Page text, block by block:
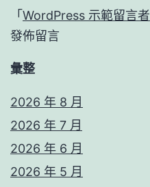
「 WordPress 示範留言者
發佈留言
彙整
2026 年 8 月
2026 年 7 月
2026 年 6 月
2026 年 5 月